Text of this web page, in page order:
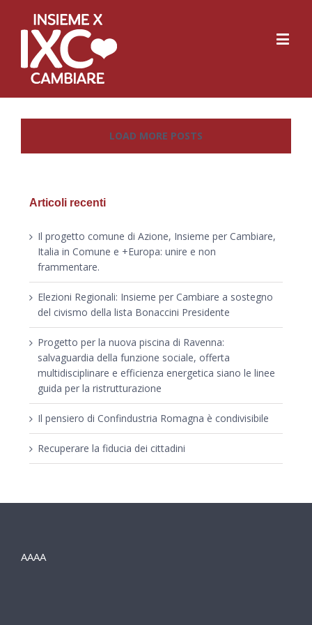
LOAD MORE POSTS
Articoli recenti
Il progetto comune di Azione, Insieme per Cambiare,
Italia in Comune e +Europa: unire e non
frammentare.
Elezioni Regionali: Insieme per Cambiare a sostegno
del civismo della lista Bonaccini Presidente
Progetto per la nuova piscina di Ravenna:
salvaguardia della funzione sociale, offerta
multidisciplinare e efficienza energetica siano le linee
guida per la ristrutturazione
Il pensiero di Confindustria Romagna è condivisibile
Recuperare la fiducia dei cittadini
AAAA